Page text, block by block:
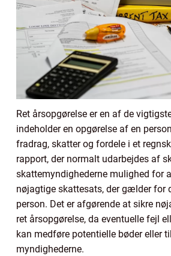
Ret årsopgørelse er en af de
indeholder en opgørelse af en
fradrag, skatter og fordele i et
rapport, der normalt udarbejdes af
skattemyndighederne mulighed for
nøjagtige skattesats, der gælder for
person. Det er afgørende at sikre
ret årsopgørelse, da eventuelle fejl
kan medføre potentielle bøder eller
myndighederne.